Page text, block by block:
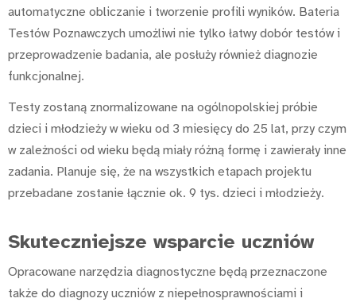
automatyczne obliczanie i tworzenie profili wyników. Bateria
Testów Poznawczych umożliwi nie tylko łatwy dobór testów i
przeprowadzenie badania, ale posłuży również diagnozie
funkcjonalnej.
Testy zostaną znormalizowane na ogólnopolskiej próbie
dzieci i młodzieży w wieku od 3 miesięcy do 25 lat, przy czym
w zależności od wieku będą miały różną formę i zawierały inne
zadania. Planuje się, że na wszystkich etapach projektu
przebadane zostanie łącznie ok. 9 tys. dzieci i młodzieży.
Skuteczniejsze wsparcie uczniów
Opracowane narzędzia diagnostyczne będą przeznaczone
także do diagnozy uczniów z niepełnosprawnościami i